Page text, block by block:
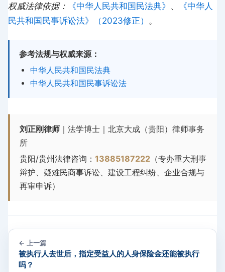
权威法律依据： 《中华人民共和国民法典》 、
《中华人
民共和国民事诉讼法》（2023修正） 。
参考法规与权威来源：
中华人民共和国民法典
中华人民共和国民事诉讼法
刘正刚律师 ｜法学博士｜北京大成（贵阳）律师事务
所
贵阳/贵州法律咨询：13885187222 （专办重大刑事
辩护、疑难民商事诉讼、建设工程纠纷、企业合规与
再审申诉）
← 上一篇
被执行人去世后，指定受益人的人身保险金还能被执行
吗？